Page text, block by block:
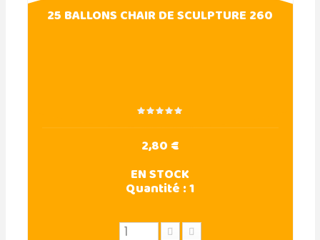
25 BALLONS CHAIR DE SCULPTURE 260
2,80 €
EN STOCK
Quantité :1